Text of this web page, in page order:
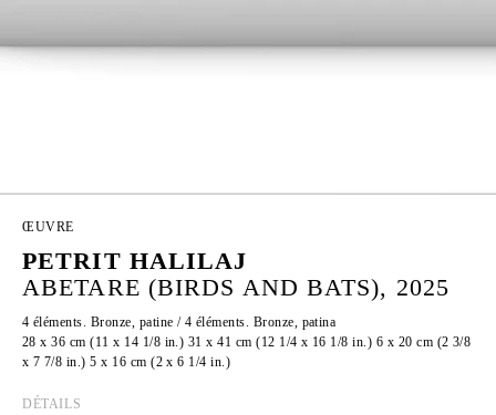
ŒUVRE
PETRIT HALILAJ
ABETARE (BIRDS AND BATS), 2025
4 éléments. Bronze, patine / 4 éléments. Bronze, patina
28 x 36 cm (11 x 14 1/8 in.) 31 x 41 cm (12 1/4 x 16 1/8 in.) 6 x 20 cm (2 3/8
x 7 7/8 in.) 5 x 16 cm (2 x 6 1/4 in.)
DÉTAILS